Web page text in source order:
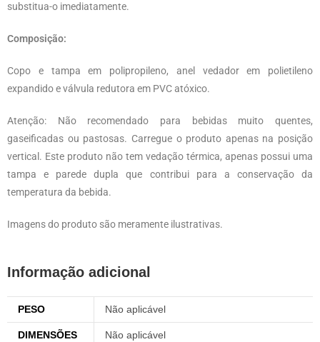
substitua-o imediatamente.
Composição:
Copo e tampa em polipropileno, anel vedador em polietileno
expandido e válvula redutora em PVC atóxico.
Atenção: Não recomendado para bebidas muito quentes,
gaseificadas ou pastosas. Carregue o produto apenas na posição
vertical. Este produto não tem vedação térmica, apenas possui uma
tampa e parede dupla que contribui para a conservação da
temperatura da bebida.
Imagens do produto são meramente ilustrativas.
Informação adicional
PESO Não aplicável
DIMENSÕES Não aplicável